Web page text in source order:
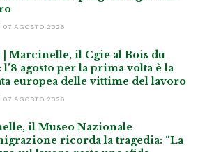
07 AGOSTO 2026
| Marcinelle, il Cgie al Bois du
l’8 agosto per la prima volta è la
europea delle vittime del lavoro
07 AGOSTO 2026
il Museo Nazionale
ricorda la tragedia: “La